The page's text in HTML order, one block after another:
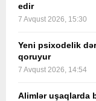
edir
7 Avqust 2026, 15:30
Yeni psixodelik
qoruyur
7 Avqust 2026, 14:54
Alimlər uşaqlarda